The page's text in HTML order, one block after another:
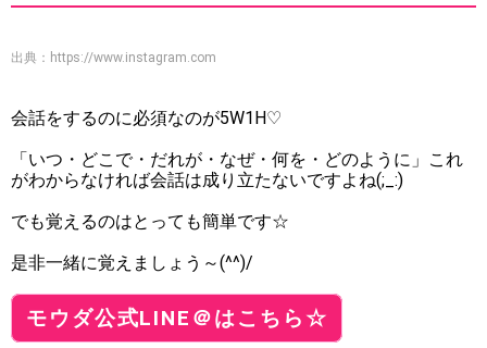
出典： https://www.instagram.com
会話をするのに必須なのが5W1H♡
「いつ・どこで・だれが・なぜ・何を・どのように」これ
がわからなければ会話は成り立たないですよね(;_:)
でも覚えるのはとっても簡単です☆
是非一緒に覚えましょう～(^^)/
モウダ公式LINE＠はこちら☆